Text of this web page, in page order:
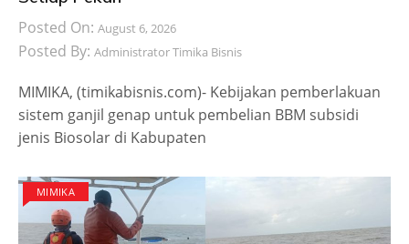
Posted On: August 6, 2026
Posted By: Administrator Timika Bisnis
MIMIKA, (timikabisnis.com)- Kebijakan pemberlakuan
sistem ganjil genap untuk pembelian BBM subsidi
jenis Biosolar di Kabupaten
MIMIKA